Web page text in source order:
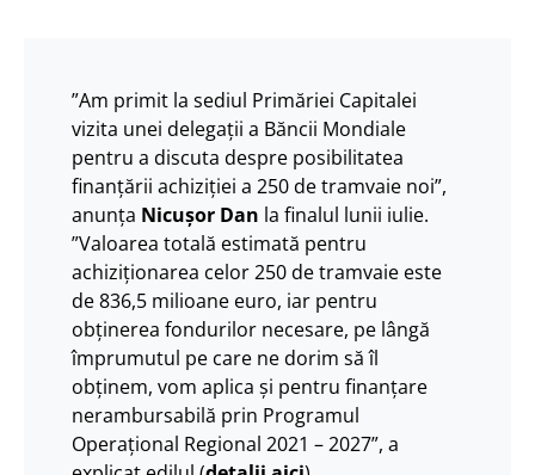
”Am primit la sediul Primăriei Capitalei
vizita unei delegații a Băncii Mondiale
pentru a discuta despre posibilitatea
finanțării achiziției a 250 de tramvaie noi”,
anunța Nicușor Dan la finalul lunii iulie.
”Valoarea totală estimată pentru
achiziționarea celor 250 de tramvaie este
de 836,5 milioane euro, iar pentru
obținerea fondurilor necesare, pe lângă
împrumutul pe care ne dorim să îl
obținem, vom aplica și pentru finanțare
nerambursabilă prin Programul
Operațional Regional 2021 – 2027”, a